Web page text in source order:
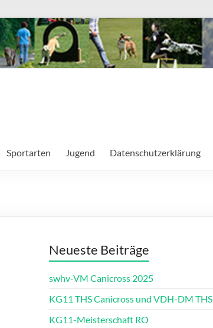
Sportarten Jugend Datenschutzerklärung
Neueste Beiträge
swhv-VM Canicross 2025
KG11 THS Canicross und VDH-DM THS
KG11-Meisterschaft RO